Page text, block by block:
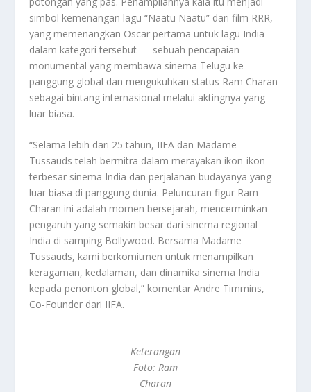
simbol kemenangan lagu “Naatu Naatu” dari film RRR,
yang memenangkan Oscar pertama untuk lagu India
dalam kategori tersebut — sebuah pencapaian
monumental yang membawa sinema Telugu ke
panggung global dan mengukuhkan status Ram Charan
sebagai bintang internasional melalui aktingnya yang
luar biasa.
“Selama lebih dari 25 tahun, IIFA dan Madame
Tussauds telah bermitra dalam merayakan ikon-ikon
terbesar sinema India dan perjalanan budayanya yang
luar biasa di panggung dunia. Peluncuran figur Ram
Charan ini adalah momen bersejarah, mencerminkan
pengaruh yang semakin besar dari sinema regional
India di samping Bollywood. Bersama Madame
Tussauds, kami berkomitmen untuk menampilkan
keragaman, kedalaman, dan dinamika sinema India
kepada penonton global,” komentar Andre Timmins,
Co-Founder dari IIFA.
Keterangan
Foto: Ram
Charan